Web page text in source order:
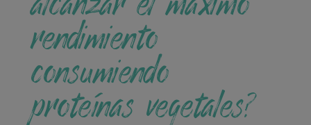
rendimiento
consumiendo
proteínas vegetales?